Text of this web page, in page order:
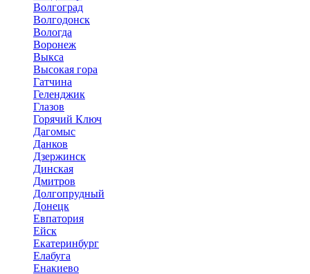
Волгоград
Волгодонск
Вологда
Воронеж
Выкса
Высокая гора
Гатчина
Геленджик
Глазов
Горячий Ключ
Дагомыс
Данков
Дзержинск
Динская
Дмитров
Долгопрудный
Донецк
Евпатория
Ейск
Екатеринбург
Елабуга
Енакиево